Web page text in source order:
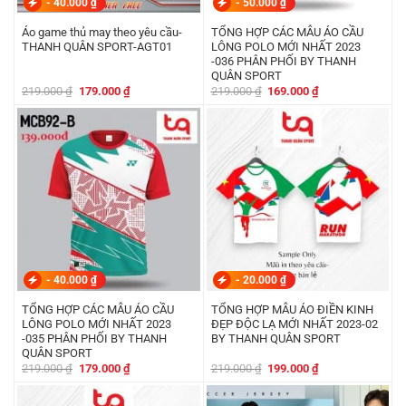
- 40.000 ₫
Áo game thủ may theo yêu cầu-
THANH QUÂN SPORT-AGT01
219.000₫ Giá
là:
179.000 ₫Giá
hiện
tại
179.000 ₫.
- 50.000 ₫
TỔNG HỢP CÁC MẪU ÁO CẦU
LÔNG POLO MỚI NHẤT 2023
-036 PHÂN PHỐI BY THANH
QUÂN SPORT
219.000₫ Giá
là:
219.000 ₫.
169.000₫Giá
- 40.000 ₫
TỔNG HỢP CÁC MẪU ÁO CẦU
LÔNG POLO MỚI NHẤT 2023
-035 PHÂN PHỐI BY THANH
QUÂN SPORT
219.000₫ Giá
là:
219.000 ₫.
179.000 ₫Giá
hiện
- 20.000 ₫
TỔNG HỢP MẪU ÁO ĐIỀN KINH
ĐẸP ĐỘC LẠ MỚI NHẤT 2023-02
BY THANH QUÂN SPORT
219.000₫ Giá
là:
219.000 ₫.
199.000₫Giá
tại
là: